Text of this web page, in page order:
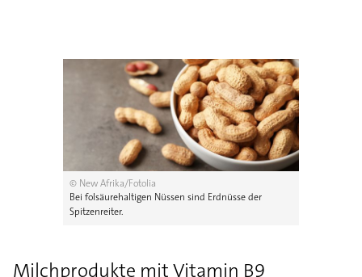
© New Afrika/Fotolia
Bei folsäurehaltigen Nüssen sind Erdnüsse der
Spitzenreiter.
Milchprodukte mit Vitamin B9